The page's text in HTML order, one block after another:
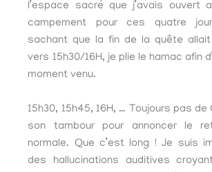
l’espace sacré que j’avais ouvert
campement pour ces quatre
sachant que la fin de la quête
vers 15h30/16H, je plie le hamac afin
moment venu.
15h30, 15h45, 16H, … Toujours pas
son tambour pour annoncer le
normale. Que c’est long ! Je suis
des hallucinations auditives